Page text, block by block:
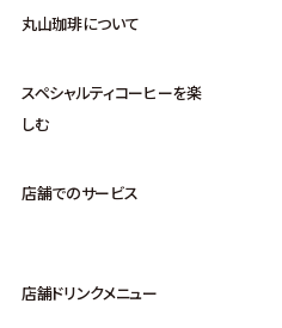
丸山珈琲について
スペシャルティコーヒーを楽
しむ
店舗でのサービス
店舗ドリンクメニュー